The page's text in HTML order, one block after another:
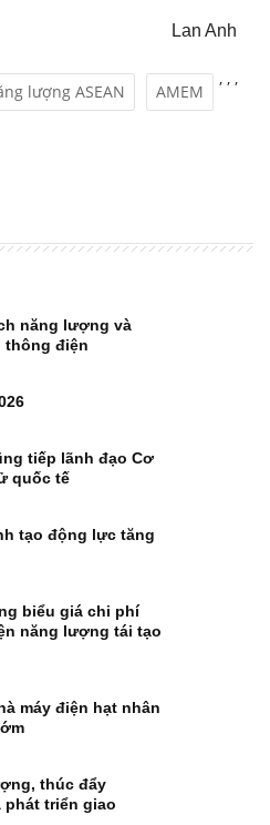
Lan Anh
lượng ASEAN
,
AMEM
, ,
năng lượng và
thông điện
tiếp lãnh đạo Cơ
quốc tế
tạo động lực tăng
biểu giá chi phí
năng lượng tái tạo
máy điện hạt nhân
thúc đẩy
triển giao